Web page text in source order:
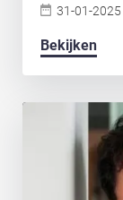
31-01-2025
Bekijken